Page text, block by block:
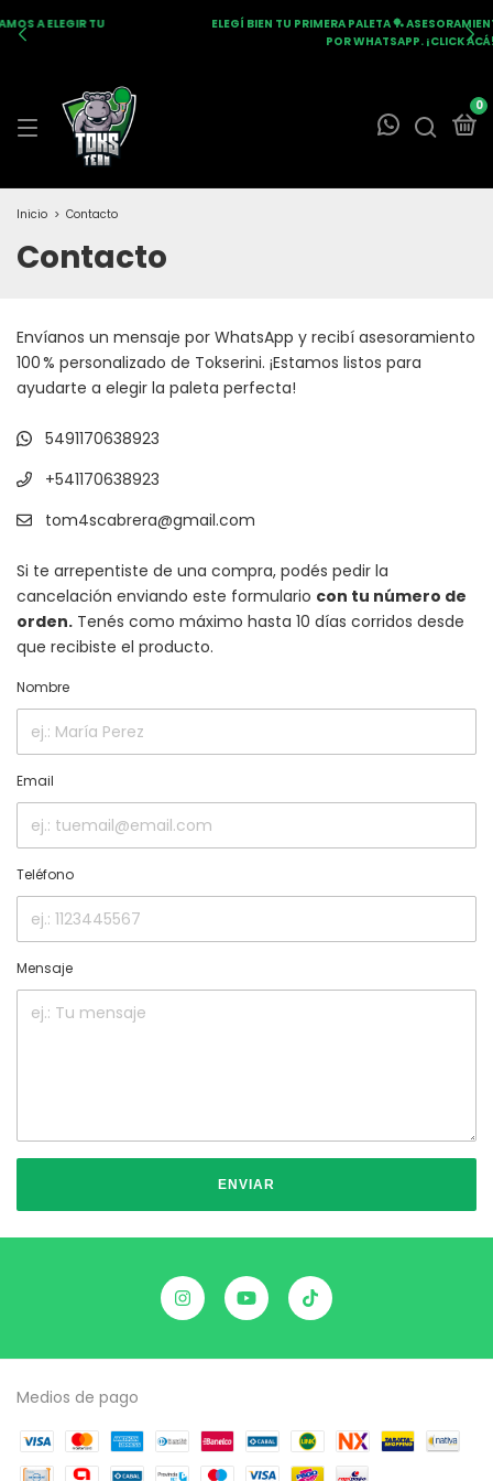
ELEGÍ BIEN TU PRIMERA PALETA 🏓 ASESORAMIENTO PERSONALIZADO
POR WHATSAPP. ¡CLICK ACÁ!
0
Inicio > Contacto
Contacto
Envíanos un mensaje por WhatsApp y recibí asesoramiento
100 % personalizado de Tokserini. ¡Estamos listos para
ayudarte a elegir la paleta perfecta!
5491170638923
+541170638923
tom4scabrera@gmail.com
Si te arrepentiste de una compra, podés pedir la
cancelación enviando este formulario con tu número de
orden. Tenés como máximo hasta 10 días corridos desde
que recibiste el producto.
Nombre
Email
Teléfono
Mensaje
ENVIAR
Medios de pago